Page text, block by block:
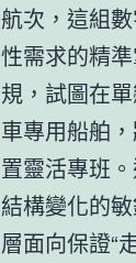
航次，這組
性需求的精
規，試圖在
車專用船舶
置靈活專班
結構變化的
層面向保證“